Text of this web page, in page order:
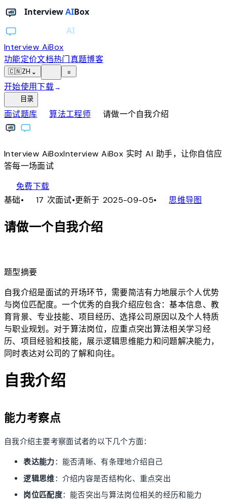
Interview AiBox
功能定价文档热门真题博客
🇨🇳ZH ⌄ ≡
开始使用下载→
目录
面试题库chevron_right算法工程师chevron_right 请做一个自我介绍
Interview AiBoxInterviewAiBox实时 AI 助手，让你自信应
答每一场面试
免费下载
基础• 17 次面试•更新于 2025-09-05• account_tree思维导图
请做一个自我介绍
题型摘要
自我介绍是面试的开场环节，需要简洁有力地展示个人优势
与岗位匹配度。一个优秀的自我介绍应包含：基本信息、教
育背景、专业技能、项目经历、选择公司原因以及个人特质
与职业规划。对于算法岗位，应重点突出算法相关学习经
历、项目经验和技能，展示逻辑思维能力和问题解决能力，
同时表达对公司的了解和向往。
自我介绍
能力考察点
自我介绍主要考察面试者的以下几个方面：
表达能力 ：能否清晰、有条理地介绍自己
逻辑思维：介绍内容是否结构化、重点突出
岗位匹配度：能否突出与算法岗位相关的经历和能力